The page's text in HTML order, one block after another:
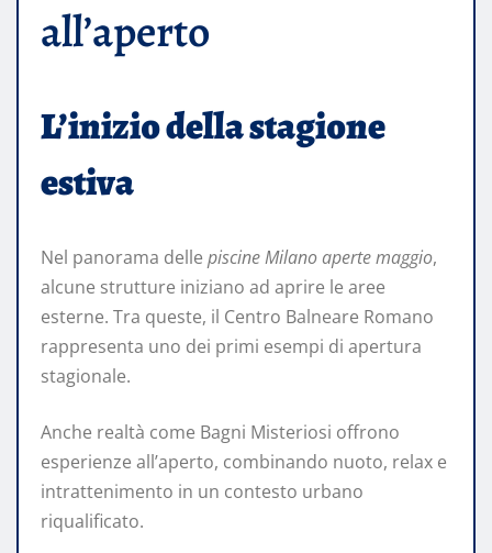
all’aperto
L’inizio della stagione
estiva
Nel panorama delle piscine Milano aperte maggio,
alcune strutture iniziano ad aprire le aree
esterne. Tra queste, il Centro Balneare Romano
rappresenta uno dei primi esempi di apertura
stagionale.
Anche realtà come Bagni Misteriosi offrono
esperienze all’aperto, combinando nuoto, relax e
intrattenimento in un contesto urbano
riqualificato.